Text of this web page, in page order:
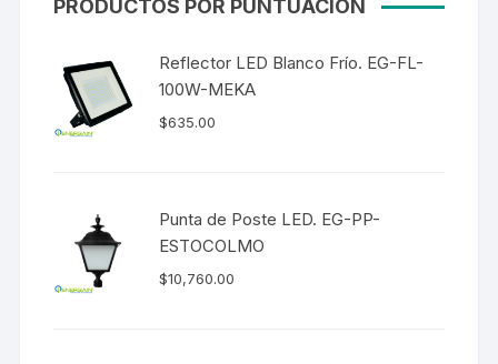
PRODUCTOS POR PUNTUACIÓN
Reflector LED Blanco Frío. EG-FL-
100W-MEKA
$635.00
Punta de Poste LED. EG-PP-
ESTOCOLMO
$10,760.00